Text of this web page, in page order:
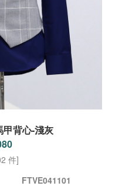
背心-淺灰
件]
FTVE041101